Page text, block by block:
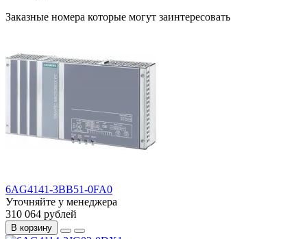
Заказные номера которые могут заинтересовать
6AG4141-3BB51-0FA0
Уточняйте у менеджера
310 064 рублей
В корзину